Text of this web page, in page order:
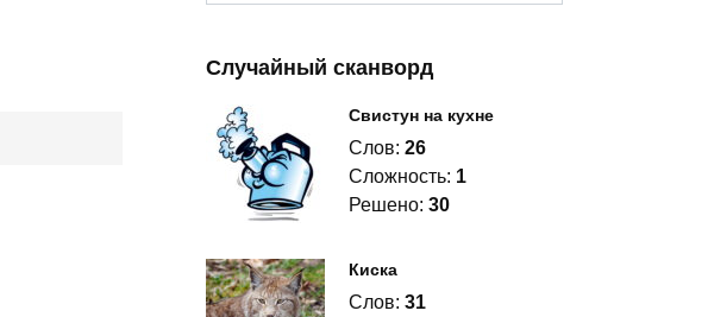
Случайный сканворд
Свистун на кухне
Слов: 26
Сложность: 1
Решено: 30
Киска
Слов: 31